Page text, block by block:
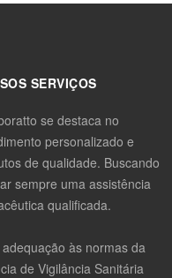
SERVIÇOS
se destaca no
personalizado e
de qualidade. Buscando
sempre uma assistência
qualificada.
às normas da
de Vigilância Sanitária